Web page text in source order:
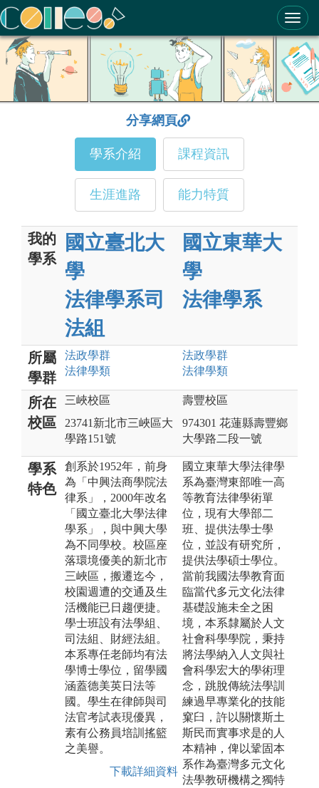
ColleGo! 大學選才與高中育才輔助系統
分享網頁
學系介紹 課程資訊
生涯進路 能力特質
我的
學系
國立臺北大
學
法律學系司
法組
國立東華大
學
法律學系
所屬
學群
法政學群
法律學類
法政學群
法律學類
所在
校區
三峽校區
23741新北市三峽區大
學路151號
壽豐校區
974301 花蓮縣壽豐鄉
大學路二段一號
學系
特色
創系於1952年，前身
為「中興法商學院法
律系」，2000年改名
「國立臺北大學法律
學系」，與中興大學
為不同學校。校區座
落環境優美的新北市
三峽區，搬遷迄今，
校園週遭的交通及生
活機能已日趨便捷。
學士班設有法學組、
司法組、財經法組。
本系專任老師均有法
學博士學位，留學國
涵蓋德美英日法等
國。學生在律師與司
法官考試表現優異，
素有公務員培訓搖籃
之美譽。
下載詳細資料
國立東華大學法律學
系為臺灣東部唯一高
等教育法律學術單
位，現有大學部二
班、提供法學士學
位，並設有研究所，
提供法學碩士學位。
當前我國法學教育面
臨當代多元文化法律
基礎設施未全之困
境，本系隸屬於人文
社會科學學院，秉持
將法學納入人文與社
會科學宏大的學術理
念，跳脫傳統法學訓
練過早專業化的技能
窠臼，許以關懷斯土
斯民而實事求是的人
本精神，俾以鞏固本
系作為臺灣多元文化
法學教研機構之獨特